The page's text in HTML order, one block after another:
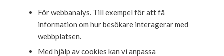
För webbanalys. Till exempel för att få
information om hur besökare interagerar med
webbplatsen.
Med hjälp av cookies kan vi anpassa